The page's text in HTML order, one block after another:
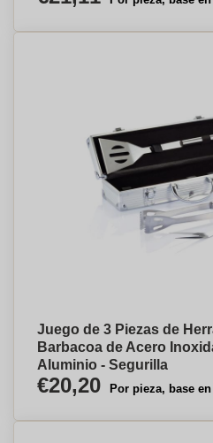
Juego de 3 Piezas de
Barbacoa de Acero
Aluminio - Segurilla
€20,20 Por pieza, base